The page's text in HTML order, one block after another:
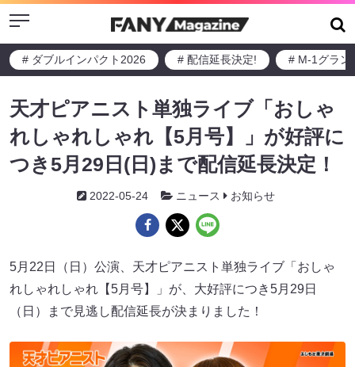
Menu
# ダブルインパクト2026 # 配信延長決定! # M-1グラン
天才ピアニスト単独ライブ「おしゃ
れしゃれしゃれ【5月号】」が好評に
つき5月29日(日)まで配信延長決定！
2022-05-24 ニュース お知らせ
5月22日（日）公演、天才ピアニスト単独ライブ「おしゃ
れしゃれしゃれ【5月号】」が、大好評につき5月29日
（日）まで見逃し配信延長が決まりました！